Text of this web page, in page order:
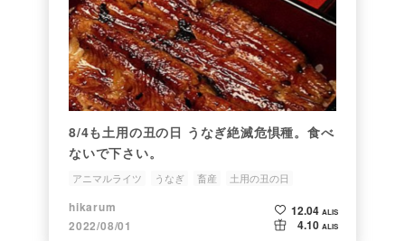
8/4も土用の丑の日 うなぎ絶滅危惧種。食べ
ないで下さい。
アニマルライツ うなぎ 畜産 土用の丑の日
hikarum
2022/08/01
12.04 ALIS
4.10 ALIS